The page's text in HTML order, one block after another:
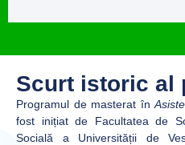
Scurt istoric al
Programul de masterat în
fost inițiat de Facultatea de
Socială a Universității de